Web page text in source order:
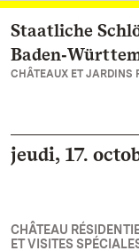
Vers la page
Staatliche
CHÂTEAUX ET JARDINS
jeudi, 17.
CHÂTEAU
ET VISITES